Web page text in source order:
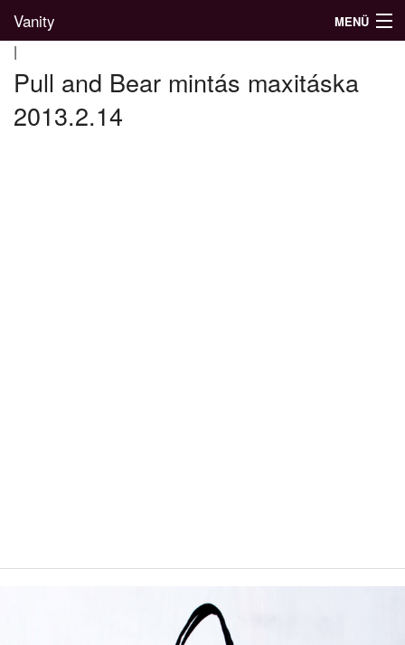
Vanity MENÜ
Divatblog
|
Pull and Bear mintás maxitáska
2013.2.14